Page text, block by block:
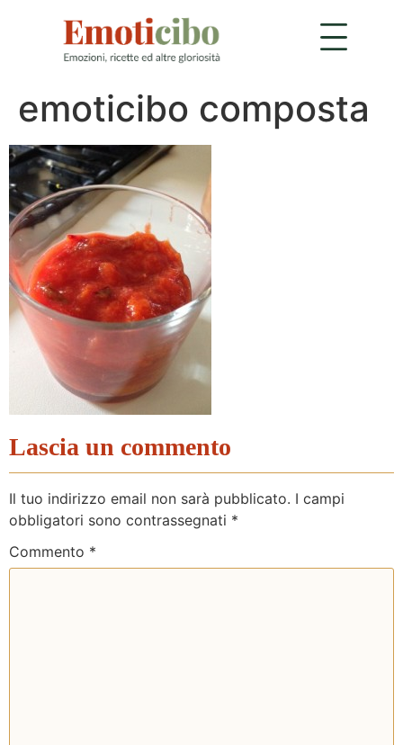
emoticibo composta
Lascia un commento
Il tuo indirizzo email non sarà pubblicato. I campi
obbligatori sono contrassegnati *
Commento *